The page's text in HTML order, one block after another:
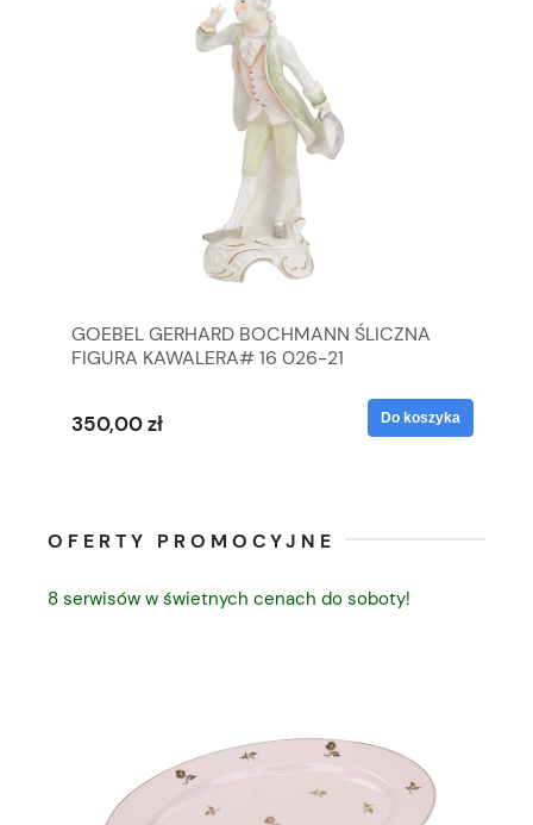
GOEBEL GERHARD BOCHMANN ŚLICZNA
FIGURA KAWALERA# 16 026-21
350,00 zł Do koszyka
OFERTY PROMOCYJNE
8 serwisów w świetnych cenach do soboty!